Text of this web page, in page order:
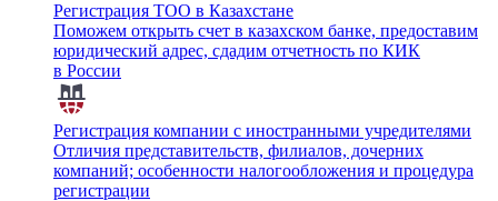
Регистрация ТОО в Казахстане
Поможем открыть счет в казахском банке, предоставим
юридический адрес, сдадим отчетность по КИК
в России
Регистрация компании с иностранными учредителями
Отличия представительств, филиалов, дочерних
компаний; особенности налогообложения и процедура
регистрации